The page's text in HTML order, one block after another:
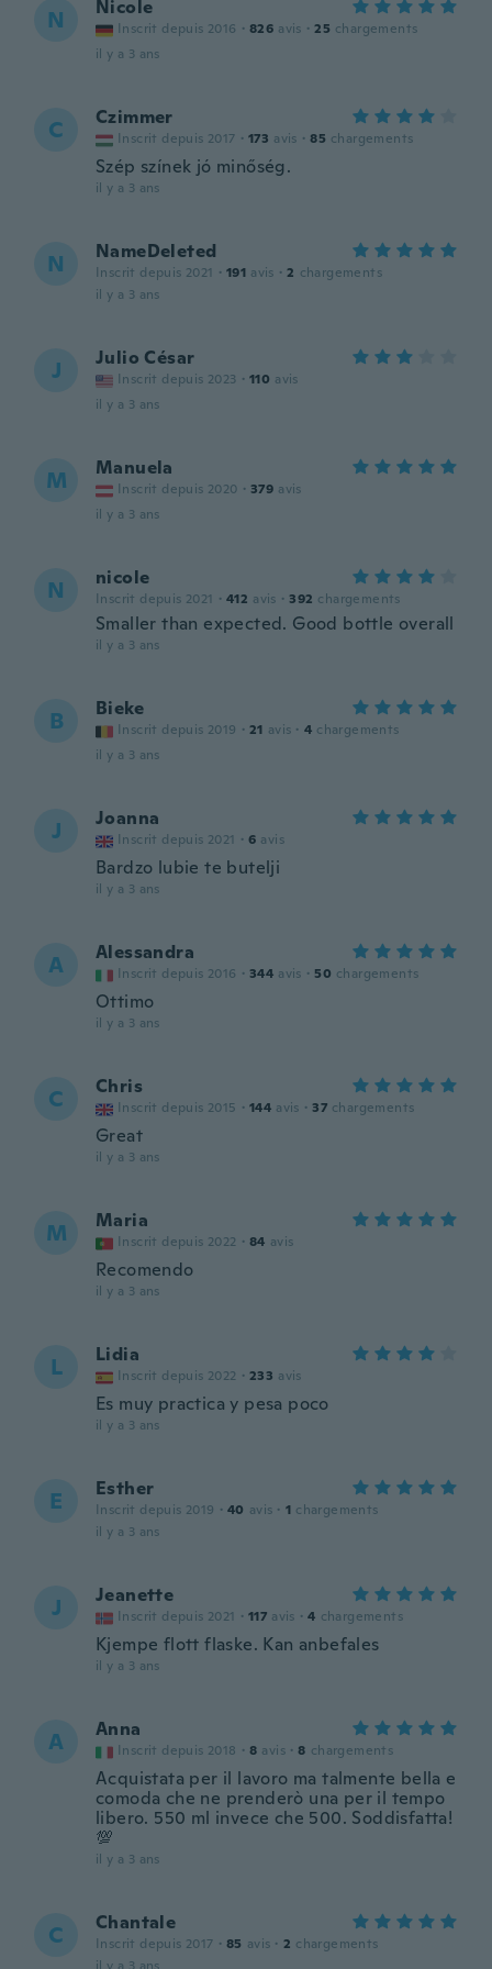
N Nicole
Inscrit depuis 2016 · 826 avis · 25 chargements
il y a 3 ans
C Czimmer
Inscrit depuis 2017 · 173 avis · 85 chargements
Szép színek jó minőség.
il y a 3 ans
N NameDeleted
Inscrit depuis 2021 · 191 avis · 2 chargements
il y a 3 ans
J Julio César
Inscrit depuis 2023 · 110 avis
il y a 3 ans
M Manuela
Inscrit depuis 2020 · 379 avis
il y a 3 ans
N nicole
Inscrit depuis 2021 · 412 avis · 392 chargements
Smaller than expected. Good bottle overall
il y a 3 ans
B Bieke
Inscrit depuis 2019 · 21 avis · 4 chargements
il y a 3 ans
J Joanna
Inscrit depuis 2021 · 6 avis
Bardzo lubie te butelji
il y a 3 ans
A Alessandra
Inscrit depuis 2016 · 344 avis · 50 chargements
Ottimo
il y a 3 ans
C Chris
Inscrit depuis 2015 · 144 avis · 37 chargements
Great
il y a 3 ans
M Maria
Inscrit depuis 2022 · 84 avis
Recomendo
il y a 3 ans
L Lidia
Inscrit depuis 2022 · 233 avis
Es muy practica y pesa poco
il y a 3 ans
E Esther
Inscrit depuis 2019 · 40 avis · 1 chargements
il y a 3 ans
J Jeanette
Inscrit depuis 2021 · 117 avis · 4 chargements
Kjempe flott flaske. Kan anbefales
il y a 3 ans
A Anna
Inscrit depuis 2018 · 8 avis · 8 chargements
Acquistata per il lavoro ma talmente bella e
comoda che ne prenderò una per il tempo
libero. 550 ml invece che 500. Soddisfatta!
💯
il y a 3 ans
C Chantale
Inscrit depuis 2017 · 85 avis · 2 chargements